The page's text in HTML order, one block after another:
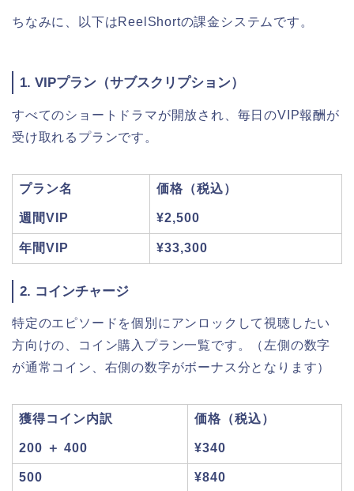
ちなみに、以下はReelShortの課金システムです。
1. VIPプラン（サブスクリプション）
すべてのショートドラマが開放され、毎日のVIP報酬が
受け取れるプランです。
プラン名 価格（税込）
週間VIP ¥2,500
年間VIP ¥33,300
2. コインチャージ
特定のエピソードを個別にアンロックして視聴したい
方向けの、コイン購入プラン一覧です。（左側の数字
が通常コイン、右側の数字がボーナス分となります）
獲得コイン内訳 価格（税込）
200 ＋ 400 ¥340
500 ¥840